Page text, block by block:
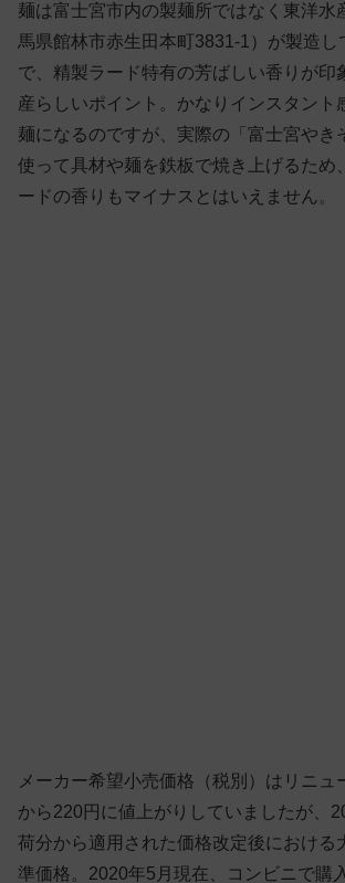
麺は富士宮市内の製麺所ではなく東洋水
馬県館林市赤生田本町3831-1）が製造し
で、精製ラード特有の芳ばしい香りが印
産らしいポイント。かなりインスタント
麺になるのですが、実際の「富士宮やき
使って具材や麺を鉄板で焼き上げるため
ードの香りもマイナスとはいえません。
メーカー希望小売価格（税別）はリニュ
から220円に値上がりしていましたが、
荷分から適用された価格改定後における
準価格。2020年5月現在、コンビニで購